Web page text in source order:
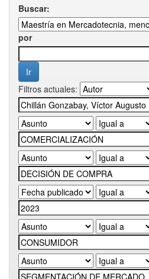
Buscar:
por
Filtros actuales: